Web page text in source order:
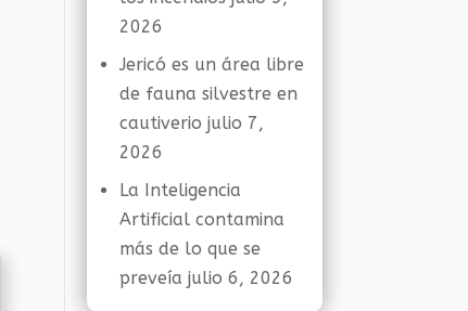
2026
Jericó es un área libre
de fauna silvestre en
cautiverio julio 7,
2026
La Inteligencia
Artificial contamina
más de lo que se
preveía julio 6, 2026